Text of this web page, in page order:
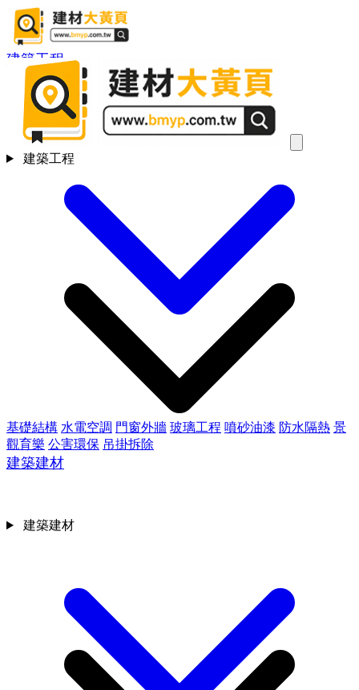
建築工程
基礎結構 水電空調 門窗外牆 玻璃工程 噴砂油漆 防水隔熱 景
觀育樂 公害環保 吊掛拆除
建築建材
建築工程
建築建材